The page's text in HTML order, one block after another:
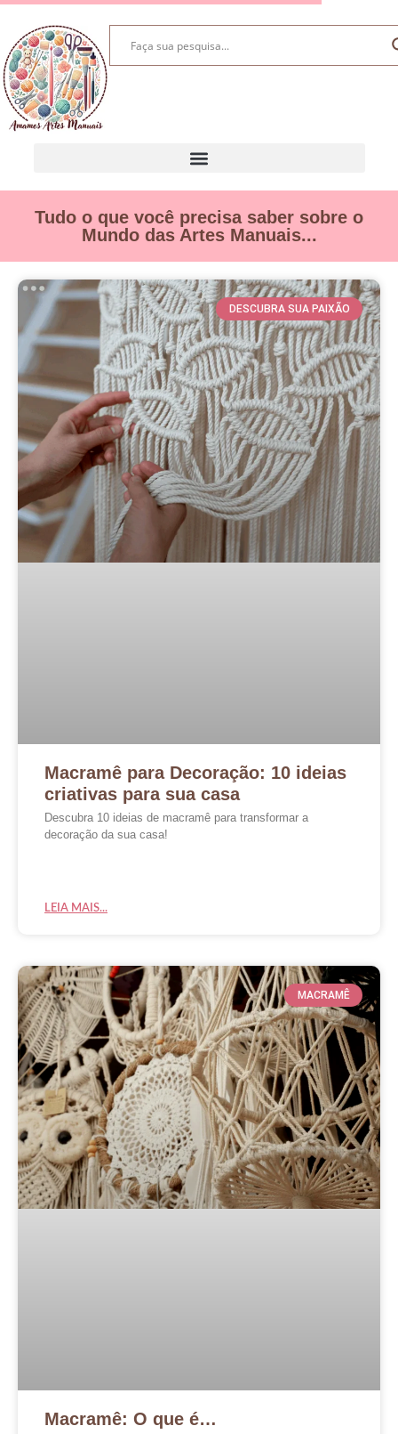
Tudo o que você precisa saber sobre o
Mundo das Artes Manuais...
DESCUBRA SUA PAIXÃO
Macramê para Decoração: 10 ideias
criativas para sua casa
Descubra 10 ideias de macramê para transformar a
decoração da sua casa!
LEIA MAIS...
MACRAMÊ
Macramê: O que é…